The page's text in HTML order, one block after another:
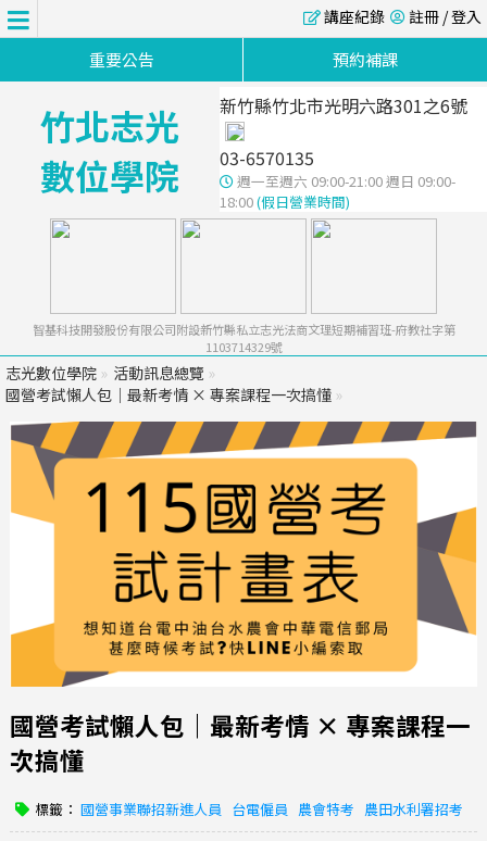
註冊 / 登入
講座紀錄
重要公告 預約補課
竹北志光
數位學院
新竹縣竹北市光明六路301之6號
03-6570135
週一至週六 09:00-21:00 週日 09:00-
18:00(假日營業時間)
智基科技開發股份有限公司附設新竹縣私立志光法商文理短期補習班-府教社字第
1103714329號
志光數位學院 » 活動訊息總覽 »
國營考試懶人包｜最新考情 × 專案課程一次搞懂 »
國營考試懶人包｜最新考情 × 專案課程一
次搞懂
標籤： 國營事業聯招新進人員 台電僱員 農會特考 農田水利署招考